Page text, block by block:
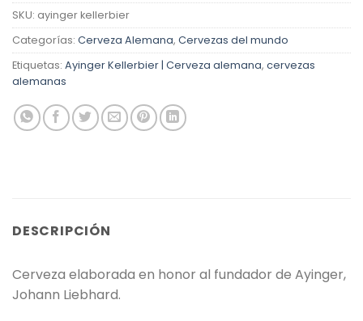
base a
valoraciones
de clientes
SKU: ayinger kellerbier
Categorías: Cerveza Alemana, Cervezas del mundo
Etiquetas: Ayinger Kellerbier | Cerveza alemana, cervezas
alemanas
DESCRIPCIÓN
Cerveza elaborada en honor al fundador de Ayinger,
Johann Liebhard.